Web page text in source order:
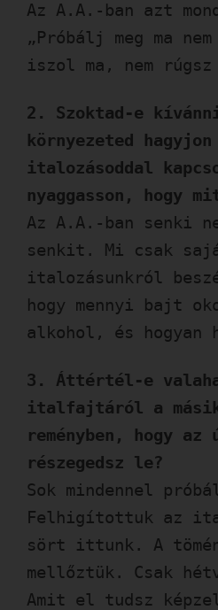
Az A.A.-ban azt
„Próbálj meg ma
iszol ma, nem rúgsz
2. Szoktad-e
környezeted hagyjon
italozásoddal
nyaggasson, hogy
Az A.A.-ban senki
senkit. Mi csak
italozásunkról
hogy mennyi bajt
alkohol, és hogyan
3. Áttértél-e
italfajtáról a
reményben, hogy
részegedsz le?
Sok mindennel
Felhigítottuk az
sört ittunk. A
mellőztük. Csak
Amit el tudsz